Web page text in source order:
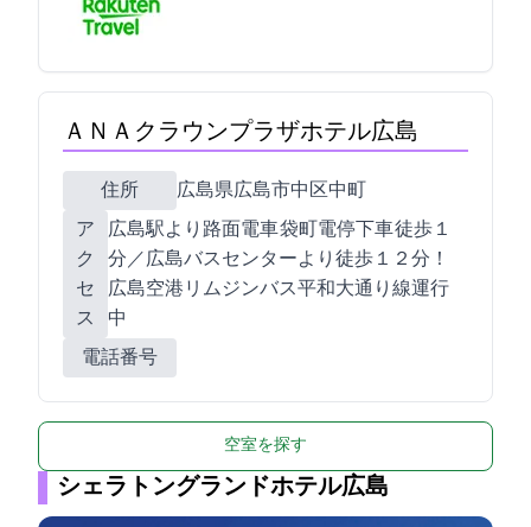
ＡＮＡクラウンプラザホテル広島
住所
広島県広島市中区中町7-20
ア
ク
セ
ス
広島駅より路面電車 袋町電停下車 徒歩１
分／広島バスセンターより徒歩１２分！
広島空港リムジンバス平和大通り線運行
中
電話番号
空室を探す
シェラトングランドホテル広島